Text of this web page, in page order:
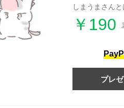
しまうまさん
￥190
プレ